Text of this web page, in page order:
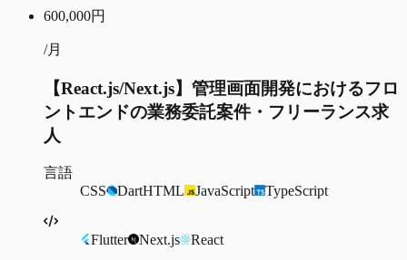
600,000円
/月
【React.js/Next.js】管理画面開発におけるフロ
ントエンドの業務委託案件・フリーランス求
人
言語
CSS
DartHTML JavaScript TypeScript
Flutter Next.js React